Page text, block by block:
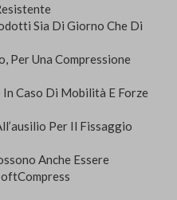
Sia Di Giorno Che Di
Per Una Compressione
Caso Di Mobilità E Forze
Per Il Fissaggio
Anche Essere